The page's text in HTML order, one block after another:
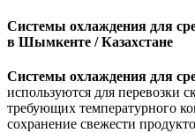
Системы охлаждения для
в Шымкенте / Казахстане
Системы охлаждения для
используются для перевозки
требующих температурного
сохранение свежести